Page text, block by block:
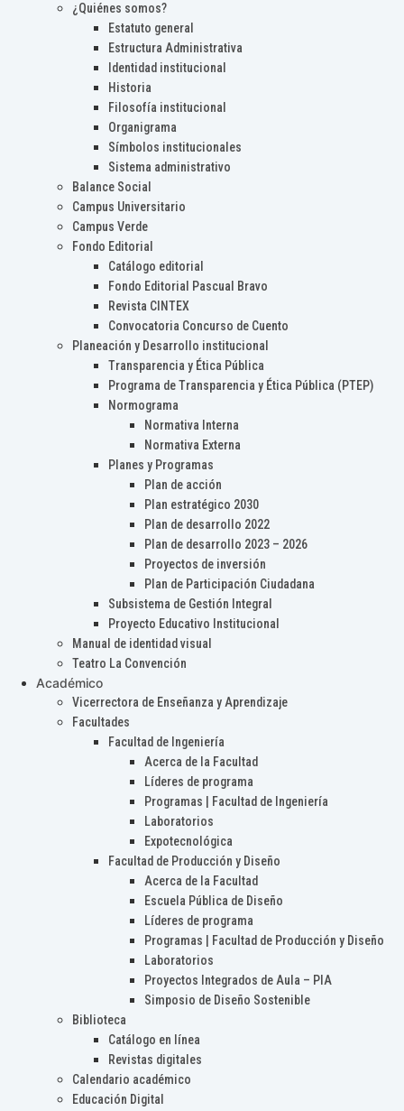
¿Quiénes somos?
Estatuto general
Estructura Administrativa
Identidad institucional
Historia
Filosofía institucional
Organigrama
Símbolos institucionales
Sistema administrativo
Balance Social
Campus Universitario
Campus Verde
Fondo Editorial
Catálogo editorial
Fondo Editorial Pascual Bravo
Revista CINTEX
Convocatoria Concurso de Cuento
Planeación y Desarrollo institucional
Transparencia y Ética Pública
Programa de Transparencia y Ética Pública (PTEP)
Normograma
Normativa Interna
Normativa Externa
Planes y Programas
Plan de acción
Plan estratégico 2030
Plan de desarrollo 2022
Plan de desarrollo 2023 – 2026
Proyectos de inversión
Plan de Participación Ciudadana
Subsistema de Gestión Integral
Proyecto Educativo Institucional
Manual de identidad visual
Teatro La Convención
Académico
Vicerrectora de Enseñanza y Aprendizaje
Facultades
Facultad de Ingeniería
Acerca de la Facultad
Líderes de programa
Programas | Facultad de Ingeniería
Laboratorios
Expotecnológica
Facultad de Producción y Diseño
Acerca de la Facultad
Escuela Pública de Diseño
Líderes de programa
Programas | Facultad de Producción y Diseño
Laboratorios
Proyectos Integrados de Aula – PIA
Simposio de Diseño Sostenible
Biblioteca
Catálogo en línea
Revistas digitales
Calendario académico
Educación Digital